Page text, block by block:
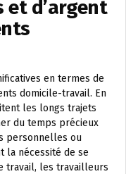
et d’argent
en termes de
domicile-travail. En
les longs trajets
du temps précieux
personnelles ou
la nécessité de se
travail, les travailleurs